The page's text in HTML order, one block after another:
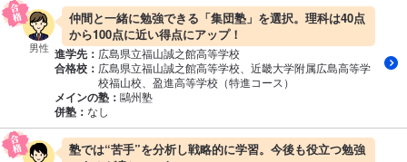
男性
仲間と一緒に勉強できる「集団塾」を選択。理科は40点
から100点に近い得点にアップ！
進学先： 広島県立福山誠之館高等学校
合格校： 広島県立福山誠之館高等学校、近畿大学附属広島高等学
校福山校、盈進高等学校（特進コース）
メインの塾： 鷗州塾
併塾： なし
塾では“苦手”を分析し戦略的に学習。今後も役立つ勉強